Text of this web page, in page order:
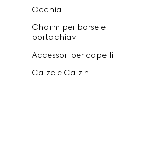
Occhiali
Charm per borse e
portachiavi
Accessori per capelli
Calze e Calzini